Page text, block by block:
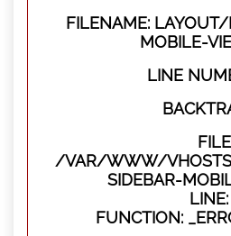
FILENAME:
MOBILE-
LINE
/VAR/WWW/
SIDEBAR-
FUNCTION: